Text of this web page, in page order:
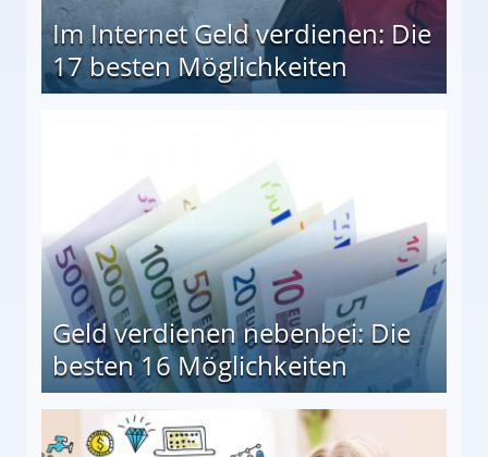
Im Internet Geld verdienen: Die
17 besten Möglichkeiten
Geld verdienen nebenbei: Die
besten 16 Möglichkeiten